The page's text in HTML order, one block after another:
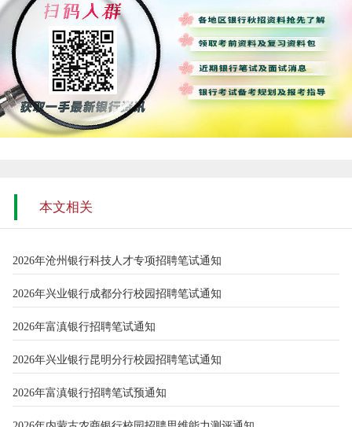
本文相关
2026年沧州银行科技人才专项招聘笔试通知
2026年兴业银行成都分行校园招聘笔试通知
2026年富滇银行招聘笔试通知
2026年兴业银行昆明分行校园招聘笔试通知
2026年富滇银行招聘笔试预通知